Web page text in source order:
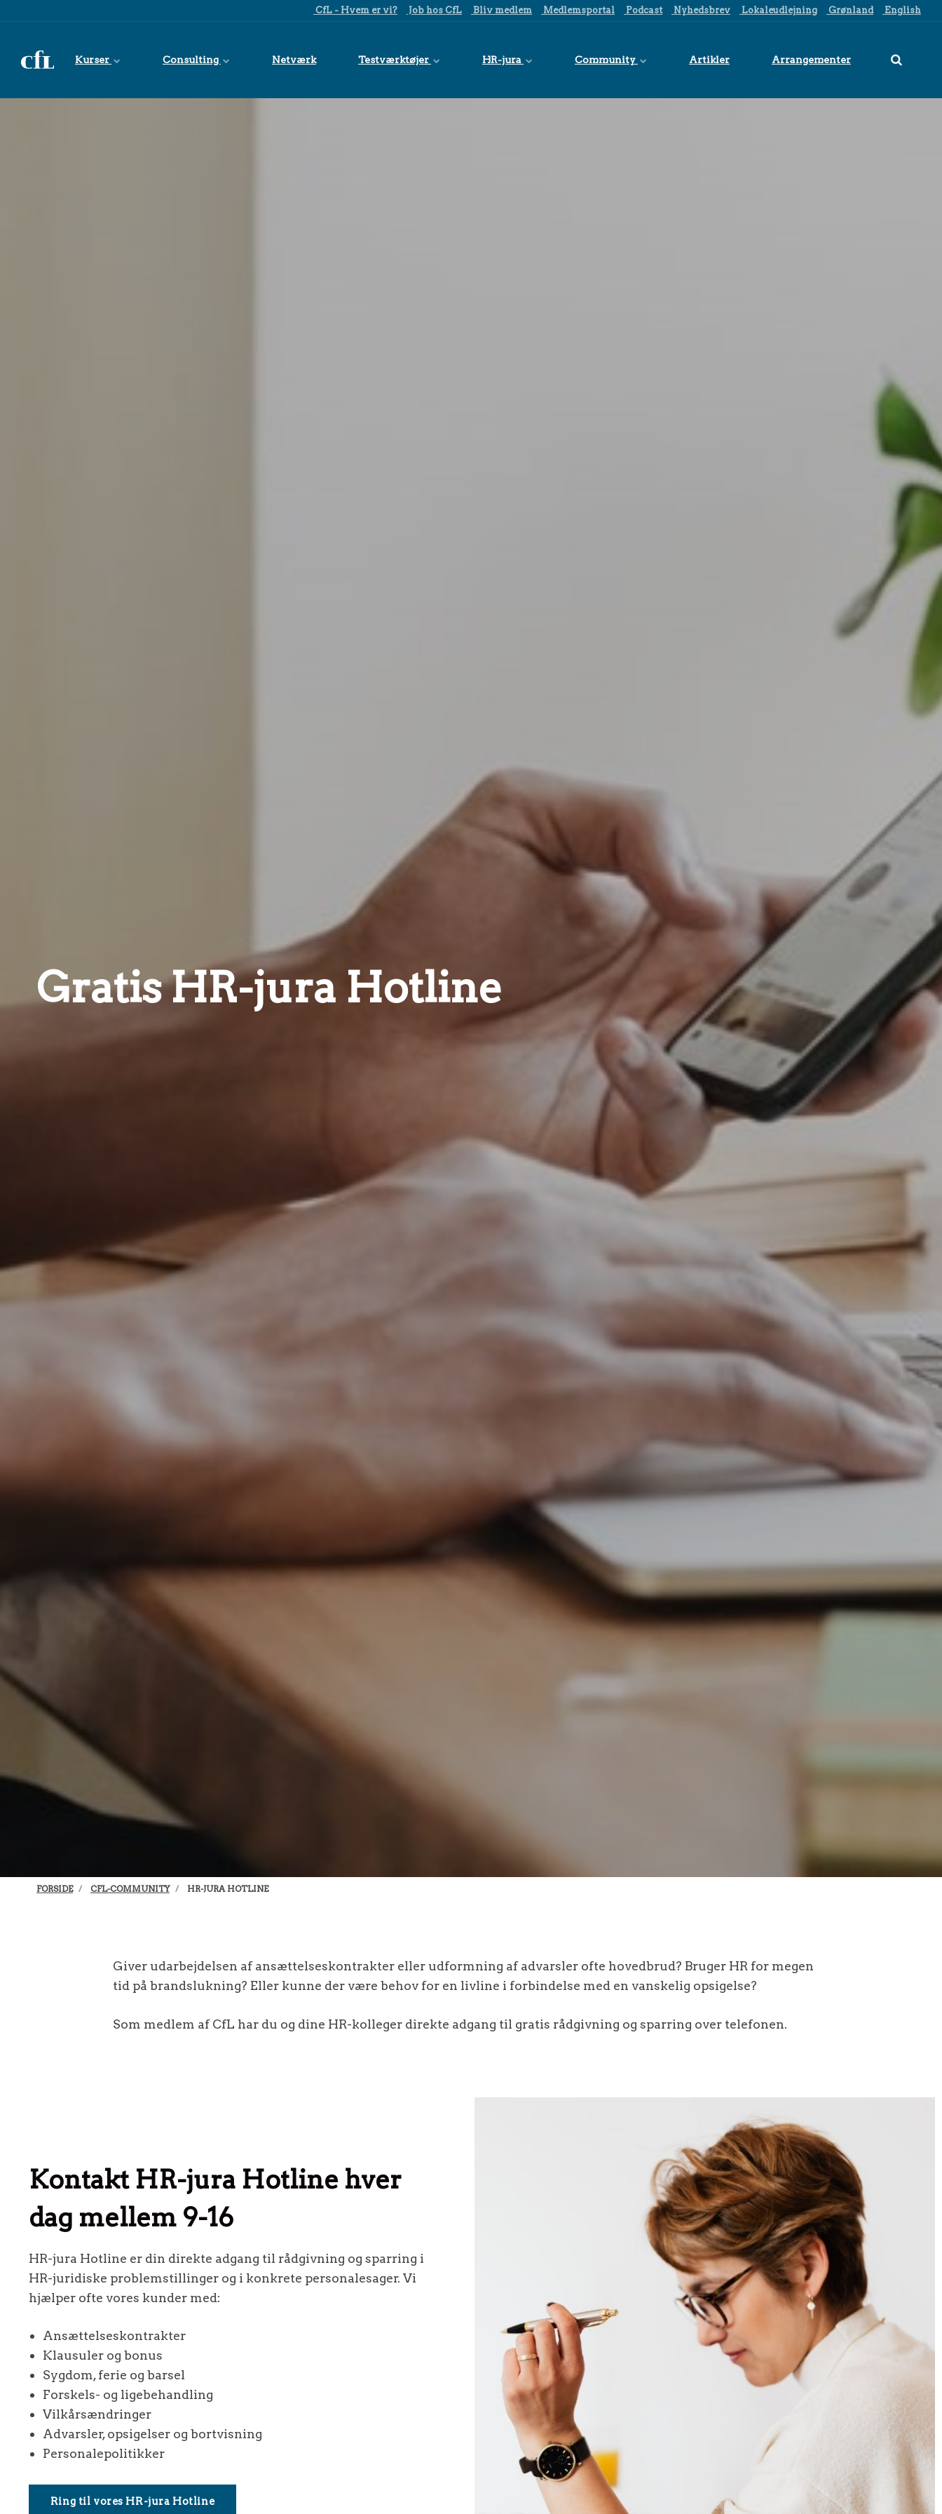
CfL - Hvem er vi? Job hos CfL Bliv medlem Medlemsportal Podcast Nyhedsbrev Lokaleudlejning Grønland English
Kurser Consulting Netværk Testværktøjer HR-jura Community Artikler Arrangementer
Gratis HR-jura Hotline
FORSIDE CFL-COMMUNITY HR-JURA HOTLINE
Giver udarbejdelsen af ansættelseskontrakter eller udformning af advarsler ofte hovedbrud? Bruger HR for megen
tid på brandslukning? Eller kunne der være behov for en livline i forbindelse med en vanskelig opsigelse?
Som medlem af CfL har du og dine HR-kolleger direkte adgang til gratis rådgivning og sparring over telefonen.
Kontakt HR-jura Hotline hver
dag mellem 9-16
HR-jura Hotline er din direkte adgang til rådgivning og sparring i
HR-juridiske problemstillinger og i konkrete personalesager. Vi
hjælper ofte vores kunder med:
Ansættelseskontrakter
Klausuler og bonus
Sygdom, ferie og barsel
Forskels- og ligebehandling
Vilkårsændringer
Advarsler, opsigelser og bortvisning
Personalepolitikker
Ring til vores HR-jura Hotline